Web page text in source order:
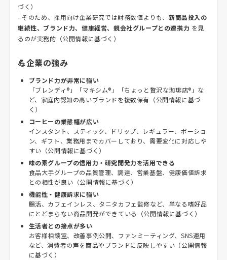
づく）
- そのため、採用向け企業研究では財務数値よりも、新商品投入の
継続性、ブランド力、健康経営、親会社グループとの連携力 を見
るのが実務的（公開情報に基づく）
💪企業の強み
ブランド力が非常に強い
「ブレンディ®」「マキシム®」「ちょっと贅沢な珈琲店®」な
ど、家庭内認知の高いブランドを複数保有（公開情報に基づ
く）
コーヒーの業態幅が広い
インスタント、スティック、ドリップ、レギュラー、ポーショ
ン、ギフト、業務用までカバーしており、需要変化に対応しや
すい（公開情報に基づく）
味の素グループの信用力・研究開発力を活用できる
食品大手グループの品質管理、調達、営業基盤、健康価値訴求
との相性が良い（公開情報に基づく）
機能性・健康訴求に強い
腸活、カフェインレス、タニタカフェ監修など、単なる嗜好品
にとどまらない商品開発ができている（公開情報に基づく）
生活者との接点が多い
お客様相談室、改善事例公開、ファンミーティング、SNS運用
など、消費者の声を商品やブランドに反映しやすい（公開情報
に基づく）